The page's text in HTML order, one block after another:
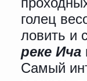
голец
ловить и
реке Ича
Самый